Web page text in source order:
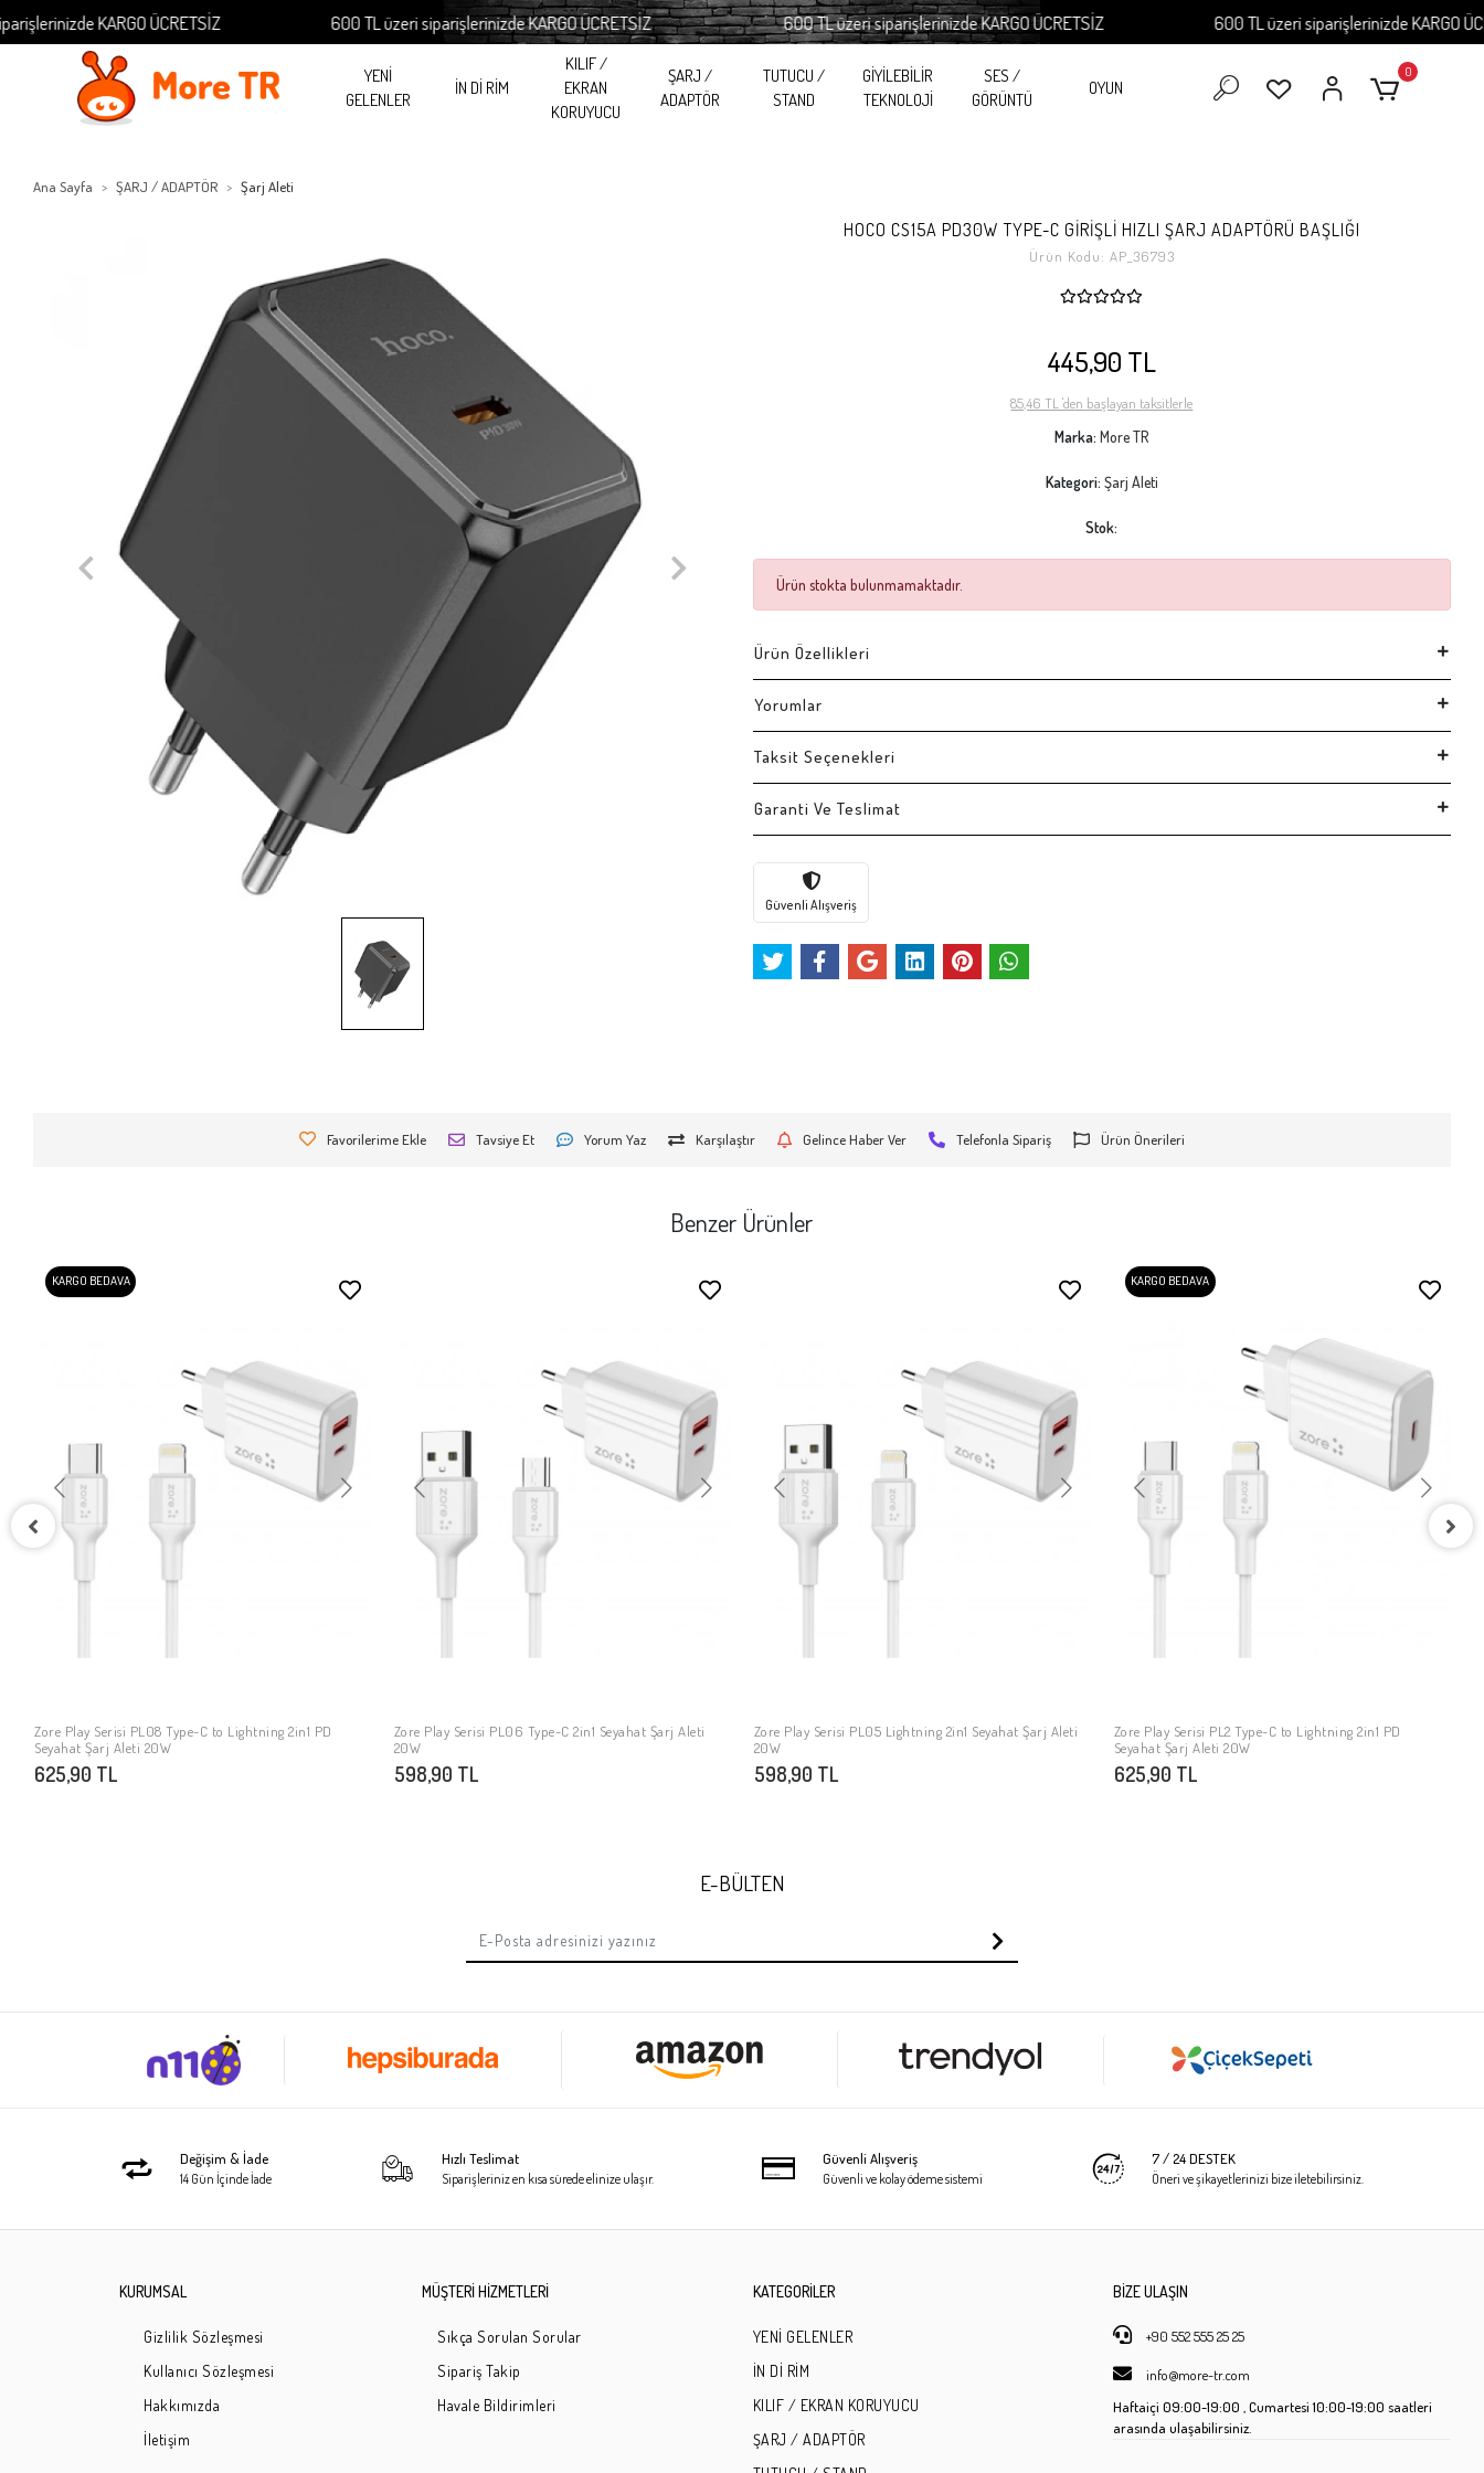
KARGO ÜCRETSİZ 600 TL üzeri siparişlerinizde KARGO ÜCRETSİZ 600 TL üzeri siparişlerinizde KARGO ÜCRETSİZ 600 TL üzeri siparişlerinizde KARGO
YENİ
GELENLER
İN Dİ RİM
KILIF /
EKRAN
KORUYUCU
ŞARJ /
ADAPTÖR
TUTUCU /
STAND
GİYİLEBİLİR
TEKNOLOJİ
SES /
GÖRÜNTÜ
OYUN
0
Ana Sayfa ŞARJ / ADAPTÖR Şarj Aleti
HOCO CS15A PD30W TYPE-C GİRİŞLİ HIZLI ŞARJ ADAPTÖRÜ BAŞLIĞI
Ürün Kodu: AP_36793
445,90 TL
85,46 TL 'den başlayan taksitlerle
Marka:More TR
Kategori: Şarj Aleti
Stok:
Ürün stokta bulunmamaktadır.
Ürün Özellikleri
Yorumlar
Taksit Seçenekleri
Garanti Ve Teslimat
Güvenli Alışveriş
Favorilerime Ekle Tavsiye Et Yorum Yaz Karşılaştır Gelince Haber Ver Telefonla Sipariş Ürün Önerileri
Benzer Ürünler
KARGO BEDAVA
SEPETE EKLE
Zore Play Serisi PL08 Type-C to Lightning 2in1 PD
Seyahat Şarj Aleti 20W
625,90 TL
SEPETE EKLE
Zore Play Serisi PL06 Type-C 2in1 Seyahat Şarj Aleti
20W
598,90 TL
SEPETE EKLE
Zore Play Serisi PL05 Lightning 2in1 Seyahat Şarj Aleti
20W
598,90 TL
KARGO BEDAVA
SEPETE EKLE
Zore Play Serisi PL2 Type-C to Lightning 2in1 PD
Seyahat Şarj Aleti 20W
625,90 TL
E-BÜLTEN
Değişim & İade
14 Gün İçinde İade
Hızlı Teslimat
Siparişleriniz en kısa sürede elinize ulaşır.
Güvenli Alışveriş
Güvenli ve kolay ödeme sistemi
7 / 24 DESTEK
Öneri ve şikayetlerinizi bize iletebilirsiniz.
KURUMSAL
Gizlilik Sözleşmesi
Kullanıcı Sözleşmesi
Hakkımızda
İletişim
MÜŞTERİ HİZMETLERİ
Sıkça Sorulan Sorular
Sipariş Takip
Havale Bildirimleri
KATEGORİLER
YENİ GELENLER
İN Dİ RİM
KILIF / EKRAN KORUYUCU
ŞARJ / ADAPTÖR
BİZE ULAŞIN
+90 552 555 25 25
info@more-tr.com
Haftaiçi 09:00-19:00 , Cumartesi10:00-19:00 saatleri
arasında ulaşabilirsiniz.